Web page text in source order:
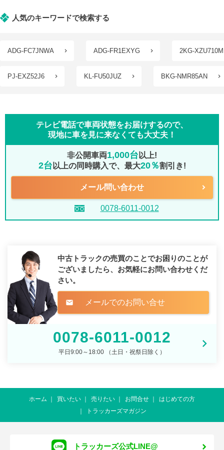
人気のキーワードで検索する
ADG-FC7JNWA ADG-FR1EXYG 2KG-XZU710M
PJ-EXZ52J6 KL-FU50JUZ BKG-NMR85AN
テレビ電話で車両状態をお届けするので、
現地に車を見に来なくても大丈夫！
非公開車両1,000台 以上!
2台 以上の同時購入で、最大20％割引き!
メール問い合わせ
0078-6011-0012
中古トラックの売買のことでお困りのことが
ございましたら、 お気軽にお問い合わせくだ
さい。
mail メールでのお問い合せ
0078-6011-0012
平日9:00～18:00 （土日・祝祭日除く）
ホーム 買いたい 売りたい お問合せ
はじめての方
トラッカーズマガジン
トラッカーズ公式LINE@